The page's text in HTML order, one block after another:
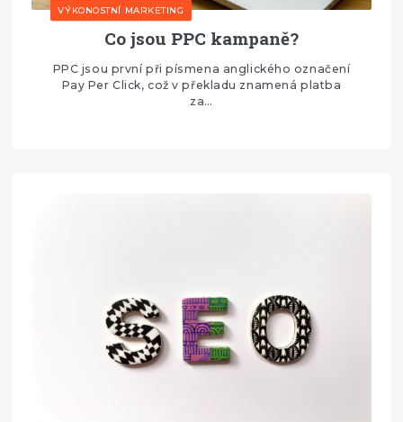
VÝKONOSTNÍ MARKETING
Co jsou PPC kampaně?
PPC jsou první při písmena anglického označení
Pay Per Click, což v překladu znamená platba
za…